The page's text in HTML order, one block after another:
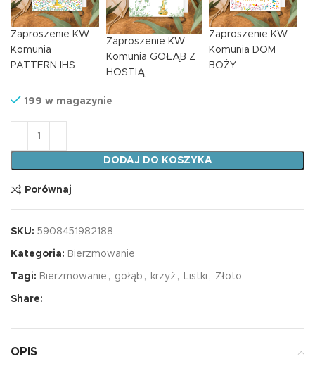
Zaproszenie KW
Komunia
PATTERN IHS
Zaproszenie KW
Komunia GOŁĄB Z
HOSTIĄ
Zaproszenie KW
Komunia DOM
BOŻY
199 w magazynie
ilość Karnet A5 BIERZMOWANIE GOŁĄB JEZUSA
DODAJ DO KOSZYKA
Porównaj
SKU: 5908451982188
Kategoria: Bierzmowanie
Tagi: Bierzmowanie , gołąb , krzyż , Listki , Złoto
Share:
OPIS